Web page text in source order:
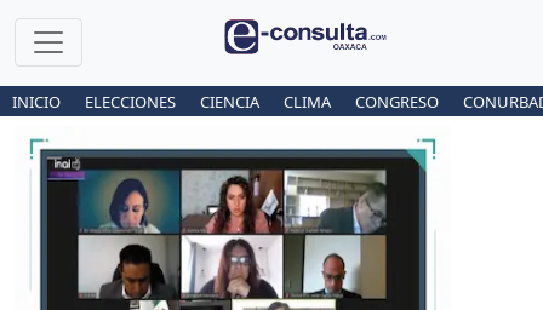
INICIO ELECCIONES CIENCIA CLIMA CONGRESO